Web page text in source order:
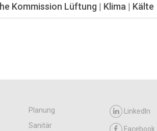
Kommission Lüftung | Klima | Kälte
Planung
Sanitär
LinkedIn
Facebook